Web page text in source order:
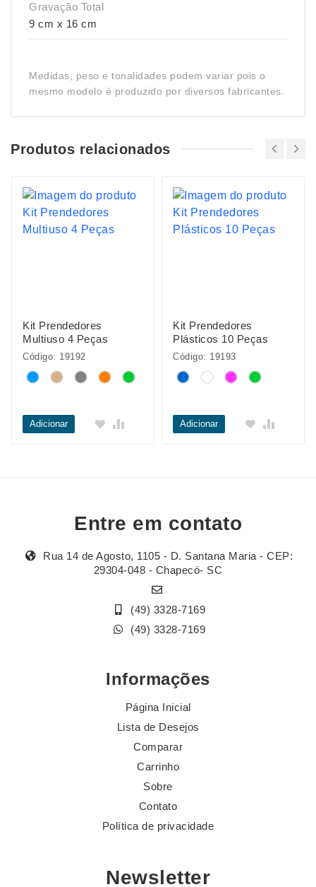
Gravação Total
9 cm x 16 cm
Medidas, peso e tonalidades podem variar pois o
mesmo modelo é produzido por diversos fabricantes.
Produtos relacionados
Kit Prendedores
Multiuso 4 Peças
Código: 19192
Adicionar
Kit Prendedores
Plásticos 10 Peças
Código: 19193
Adicionar
Entre em contato
Rua 14 de Agosto, 1105 - D. Santana Maria - CEP:
29304-048 - Chapecó- SC
(49) 3328-7169
(49) 3328-7169
Informações
Página Inicial
Lista de Desejos
Comparar
Carrinho
Sobre
Contato
Política de privacidade
Newsletter